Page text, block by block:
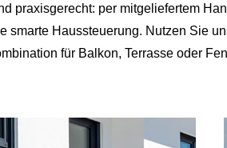
praxisgerecht: per mitgeliefertem
smarte Haussteuerung. Nutzen Sie
für Balkon, Terrasse oder